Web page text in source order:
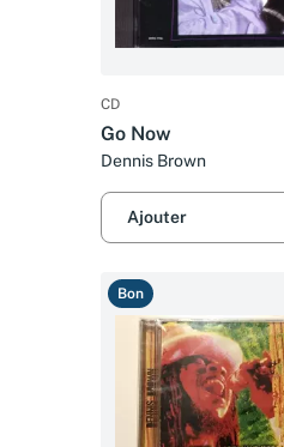
CD
Go Now
Dennis Brown
Ajouter
Bon